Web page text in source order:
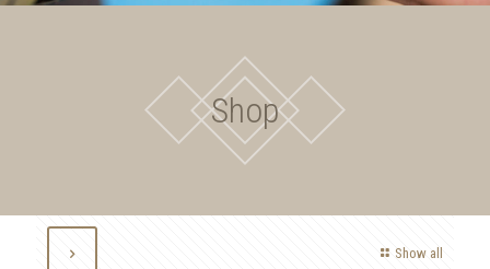
Shop
Show all